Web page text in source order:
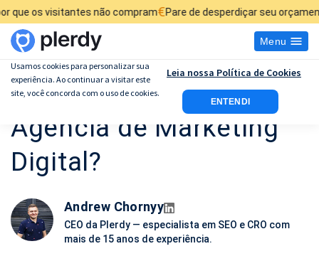
não compram€Pare de desperdiçar seu orçamento de
Menu
Como Montar uma
Agência de Marketing
Digital?
Andrew Chornyy
CEO da Plerdy — especialista em SEO e CRO com
mais de 15 anos de experiência.
Usamos cookies para personalizar sua
experiência. Ao continuar a visitar este
site, você concorda com o uso de cookies.
ENTENDI
Leia nossa Política de Cookies